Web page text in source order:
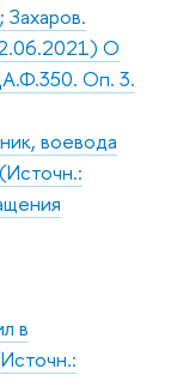
О
Оп. 3.
воевода
в